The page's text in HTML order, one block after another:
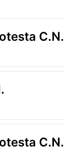
C.N.
C.N.